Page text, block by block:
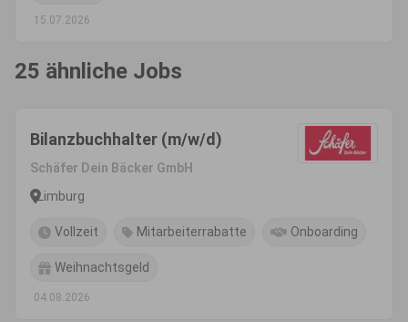
15.07.2026
25 ähnliche Jobs
Bilanzbuchhalter (m/w/d)
Schäfer Dein Bäcker GmbH
Limburg
Vollzeit Mitarbeiterrabatte Onboarding
Weihnachtsgeld
04.08.2026